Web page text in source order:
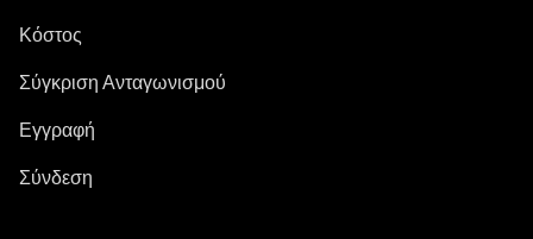
Κόστος
Σύγκριση Ανταγωνισμού
Εγγραφή
Σύνδεση